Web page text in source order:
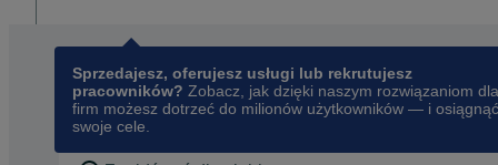
Sprzedajesz, oferujesz usługi lub rekrutujesz
pracowników? Zobacz, jak dzięki naszym rozwiązaniom dla
firm możesz dotrzeć do milionów użytkowników — i osiągnąć
swoje cele.